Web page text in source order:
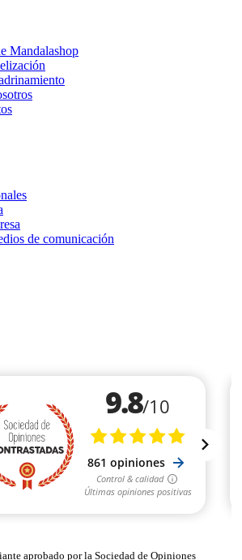
Mandalashop
de comunicación
aprobado por la Sociedad de Opiniones